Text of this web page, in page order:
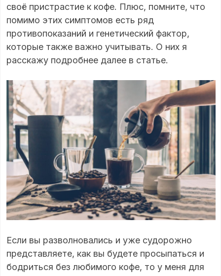
своё пристрастие к кофе. Плюс, помните, что
помимо этих симптомов есть ряд
противопоказаний и генетический фактор,
которые также важно учитывать. О них я
расскажу подробнее далее в статье.
Если вы разволновались и уже судорожно
представляете, как вы будете просыпаться и
бодриться без любимого кофе, то у меня для